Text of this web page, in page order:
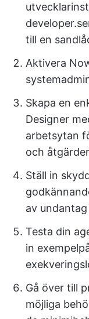
till en
Aktivera
Skapa en
Designer
arbetsytan
och
Ställ in
av
Testa din
in
Gå över till
möjliga